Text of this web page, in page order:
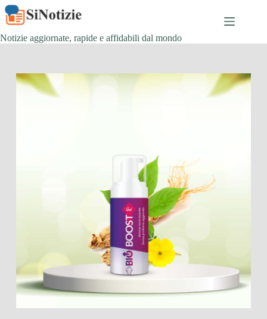
Salta
al
contenuto
Notizie aggiornate, rapide e affidabili dal mondo